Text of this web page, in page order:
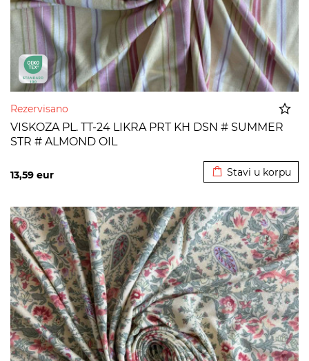
Rezervisano
VISKOZA PL. TT-24 LIKRA PRT KH DSN # SUMMER
STR # ALMOND OIL
13,59 eur Stavi u korpu